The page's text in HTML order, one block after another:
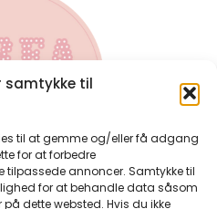
samtykke til
til at gemme og/eller få adgang
for at forbedre
tilpassede annoncer. Samtykke til
for at behandle data såsom
dette websted. Hvis du ikke